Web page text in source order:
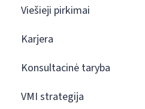
Viešieji pirkimai
Karjera
Konsultacinė taryba
VMI strategija